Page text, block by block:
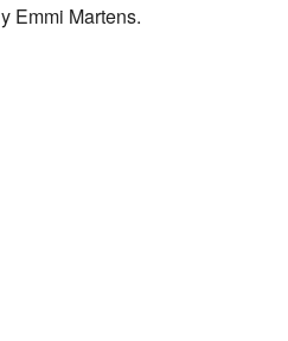
Emmi Martens.